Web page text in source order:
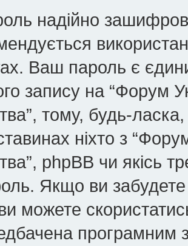
надійно
Ваш пароль є
запису на “Форум
тому, будь-
ніхто з
phpBB чи якісь
Якщо ви
можете
програмним